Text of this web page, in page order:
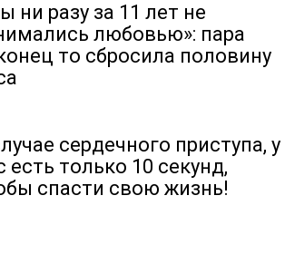
ни разу за 11 лет не
любовью»: пара
то сбросила половину
сердечного приступа, у
есть только 10 секунд,
спасти свою жизнь!